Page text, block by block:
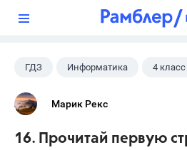
ГДЗ Информатика 4 класс
Горячев А.В.
Марик Рекс
16. Прочитай первую